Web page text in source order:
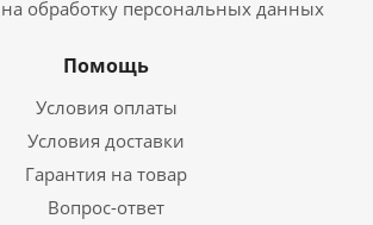
обработку персональных данных
Помощь
Условия оплаты
Условия доставки
Гарантия на товар
Вопрос-ответ